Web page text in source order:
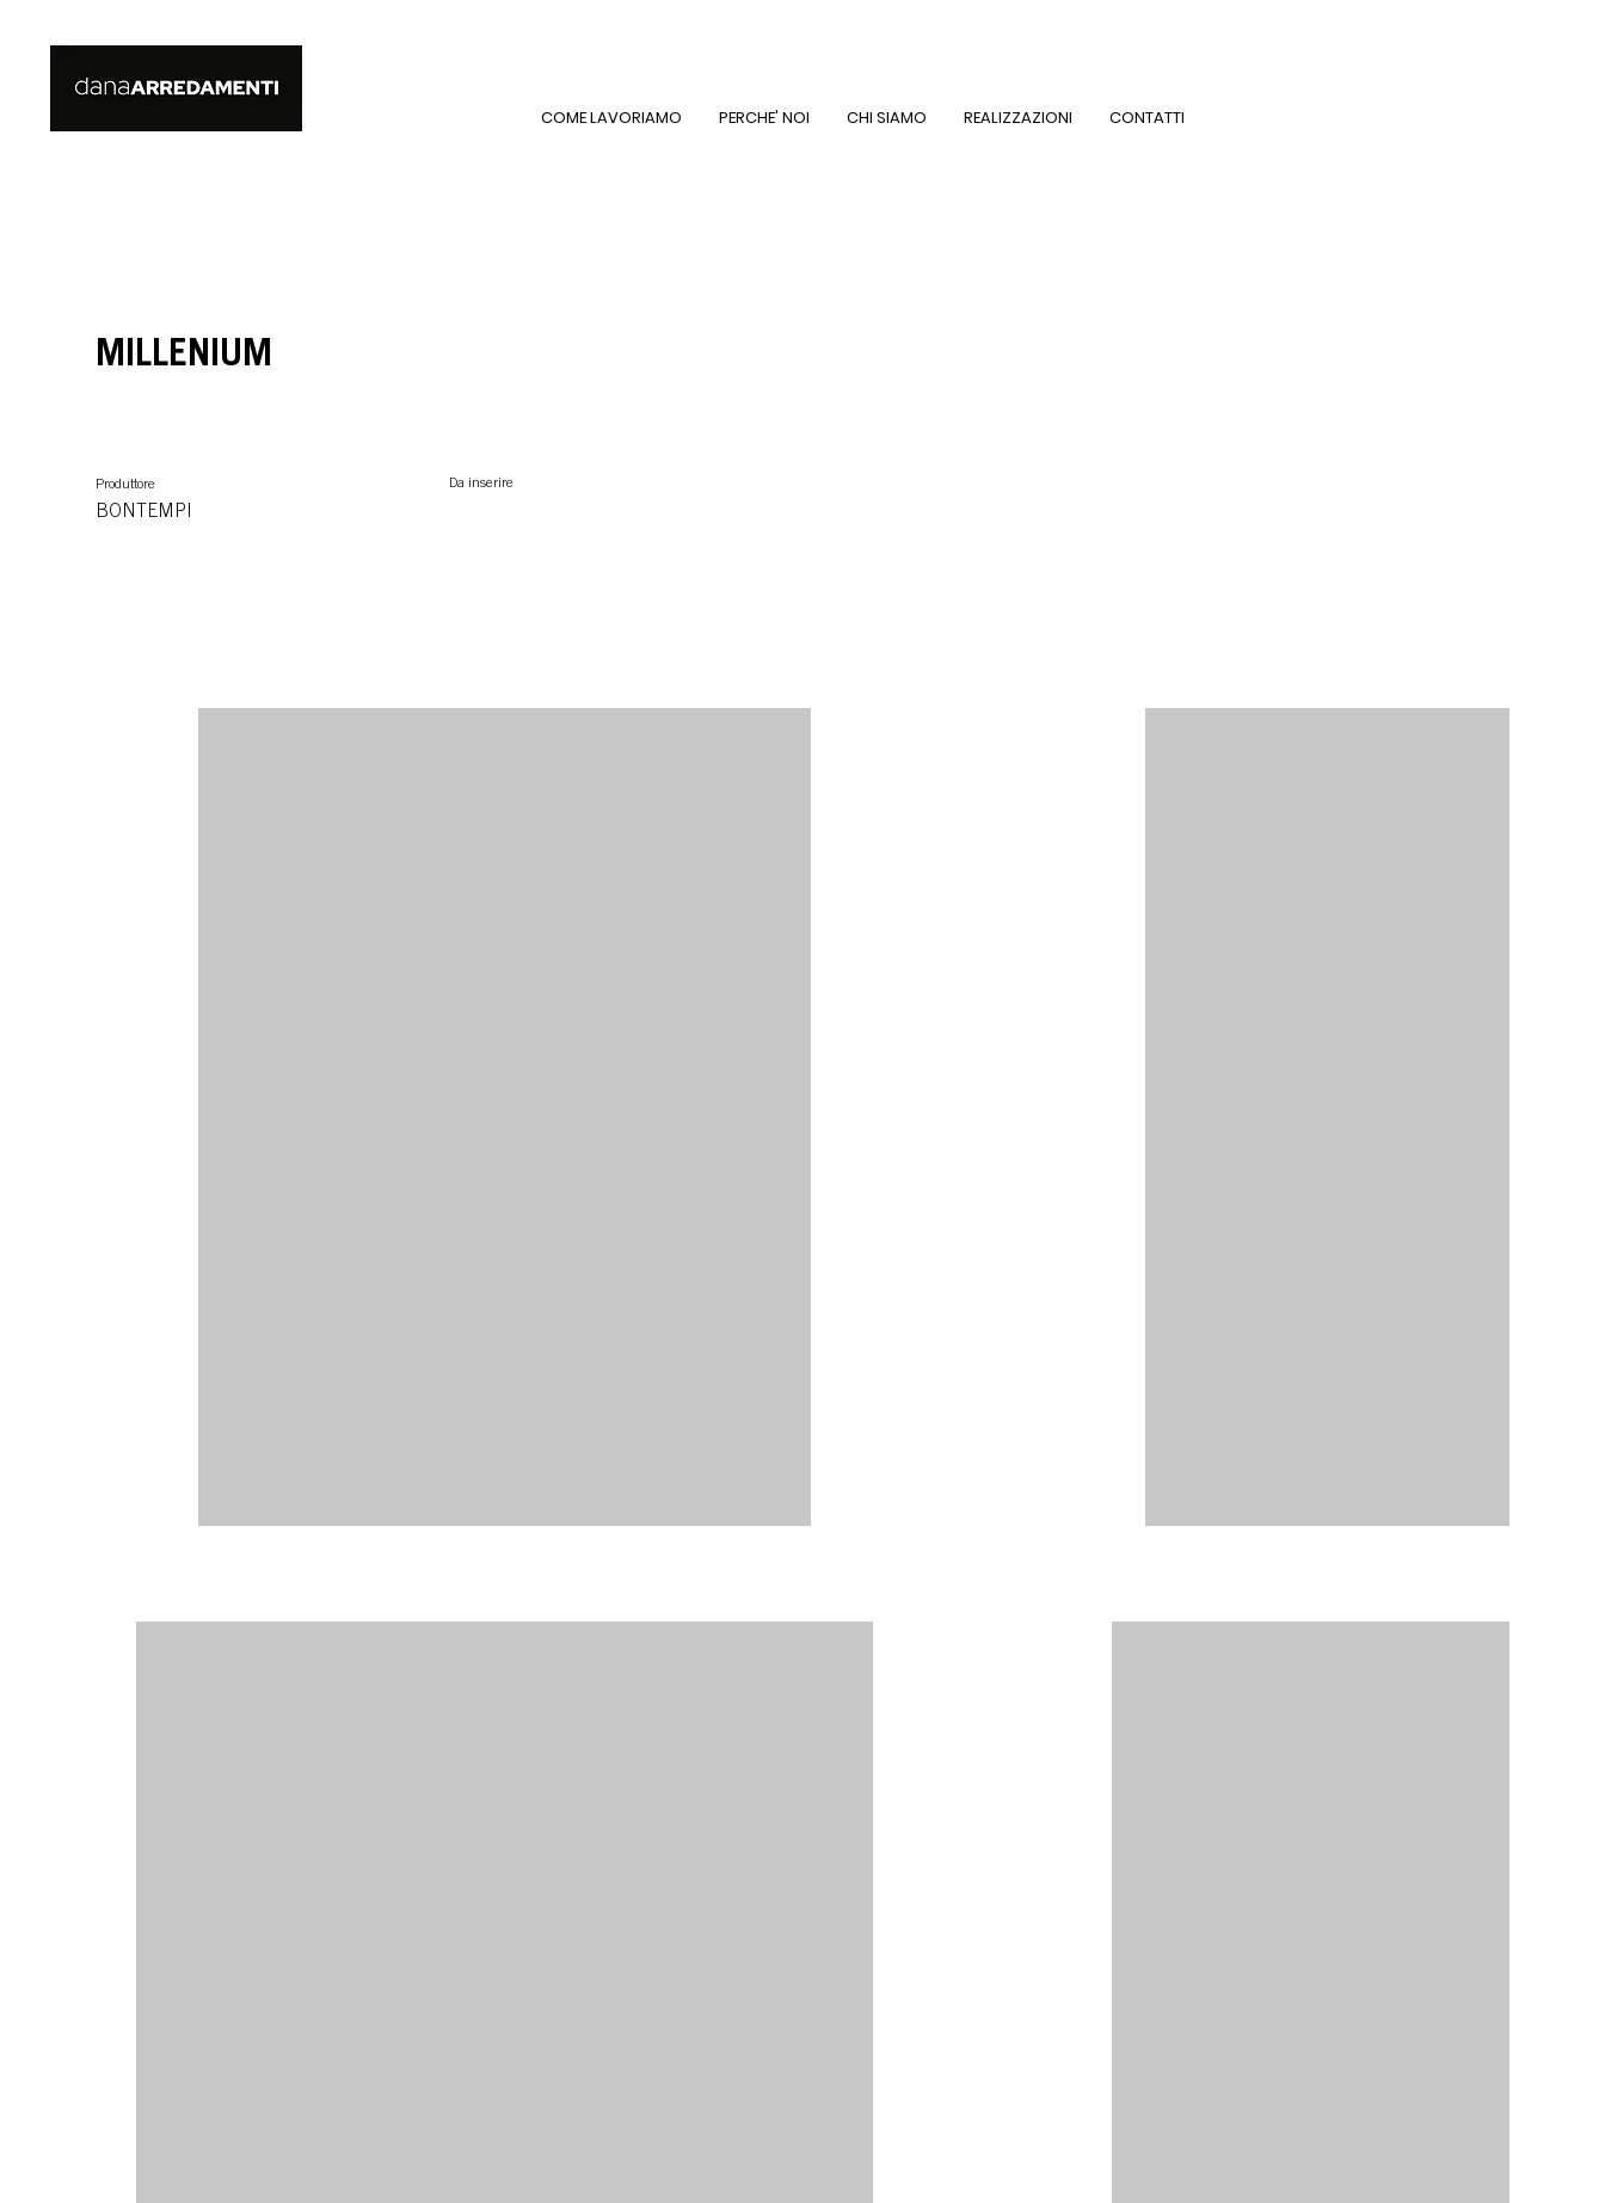
COME LAVORIAMO PERCHE' NOI CHI SIAMO REALIZZAZIONI CONTATTI
MILLENIUM
Produttore
BONTEMPI
Da inserire